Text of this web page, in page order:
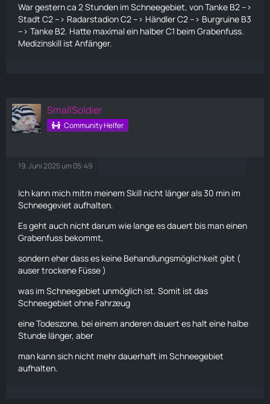
War gestern ca 2 Stunden im Schneegebiet, von Tanke B2 -->
Stadt C2 --> Radarstadion C2 --> HändlerC2 --> Burgruine B3
--> Tanke B2. Hatte maximal ein halber C1 beim Grabenfuss.
Medizinskill ist Anfänger.
SmallSoldier
Community Helfer
19. Juni 2025 um 05:49
Ich kann mich mitm meinem Skill nicht länger als 30 min im
Schneegeviet aufhalten.
Es geht auch nicht darum wie lange es dauert bis man einen
Grabenfuss bekommt,
sondern eher dass es keine Behandlungsmöglichkeit gibt (
auser trockene Füsse )
was im Schneegebiet unmöglich ist. Somit ist das
Schneegebiet ohne Fahrzeug
eine Todeszone, bei einem anderen dauert es halt eine halbe
Stunde länger, aber
man kann sich nicht mehr dauerhaft im Schneegebiet
aufhalten.